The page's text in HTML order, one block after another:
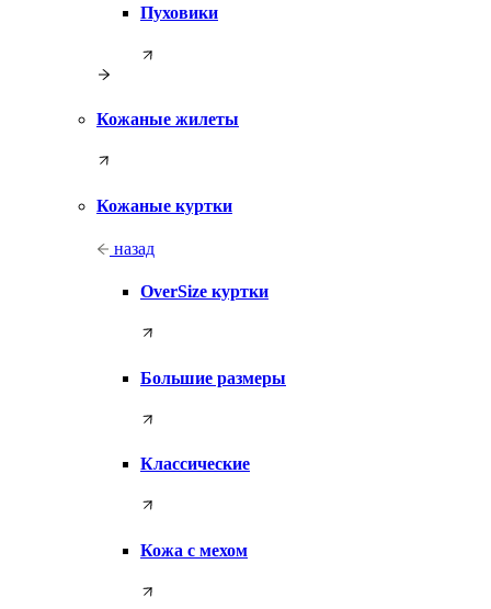
Пуховики
Кожаные жилеты
Кожаные куртки
назад
OverSize куртки
Большие размеры
Классические
Кожа с мехом